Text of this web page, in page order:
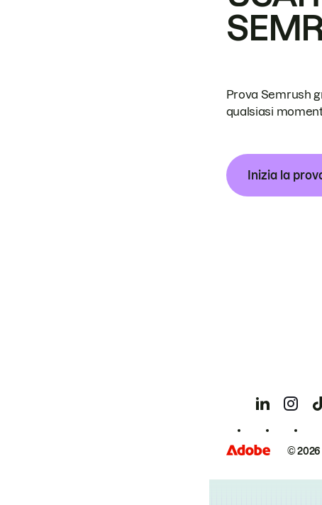
Prova Semrush
qualsiasi
Inizia la
©